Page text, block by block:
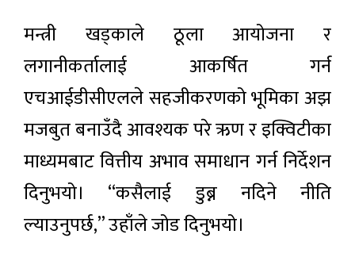
मन्त्री खड्काले ठूला आयोजना र
लगानीकर्तालाई आकर्षित गर्न
एचआईडीसीएलले सहजीकरणको भूमिका अझ
मजबुत बनाउँदै आवश्यक परे ऋण र इक्विटीका
माध्यमबाट वित्तीय अभाव समाधान गर्न निर्देशन
दिनुभयो। “कसैलाई डुब्न नदिने नीति
ल्याउनुपर्छ,” उहाँले जोड दिनुभयो।